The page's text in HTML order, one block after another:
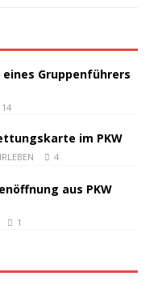
Gruppenführers
14
im PKW
4
aus PKW
1